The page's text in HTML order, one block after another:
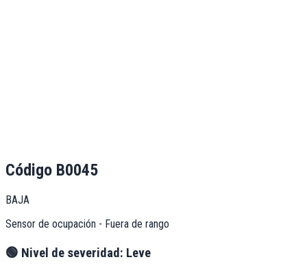
Código B0045
BAJA
Sensor de ocupación - Fuera de rango
🟢 Nivel de severidad: Leve